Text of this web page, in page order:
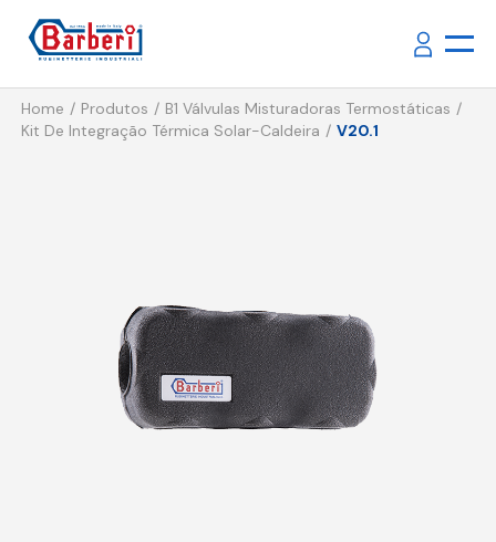
Home Produtos
B1 Válvulas Misturadoras Termostáticas
Kit De Integração Térmica Solar-Caldeira
V20.1